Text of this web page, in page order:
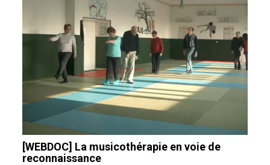
[WEBDOC] La musicothérapie en voie de
reconnaissance